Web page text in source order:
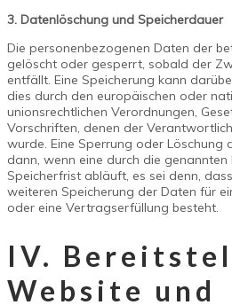
3. Datenlöschung und Speicherdauer
Die personenbezogenen Daten der
gelöscht oder gesperrt, sobald der
entfällt. Eine Speicherung kann
dies durch den europäischen oder
unionsrechtlichen Verordnungen,
Vorschriften, denen der
wurde. Eine Sperrung oder Löschung
dann, wenn eine durch die
Speicherfrist abläuft, es sei denn,
weiteren Speicherung der Daten für
oder eine Vertragserfüllung besteht.
IV.
Website und